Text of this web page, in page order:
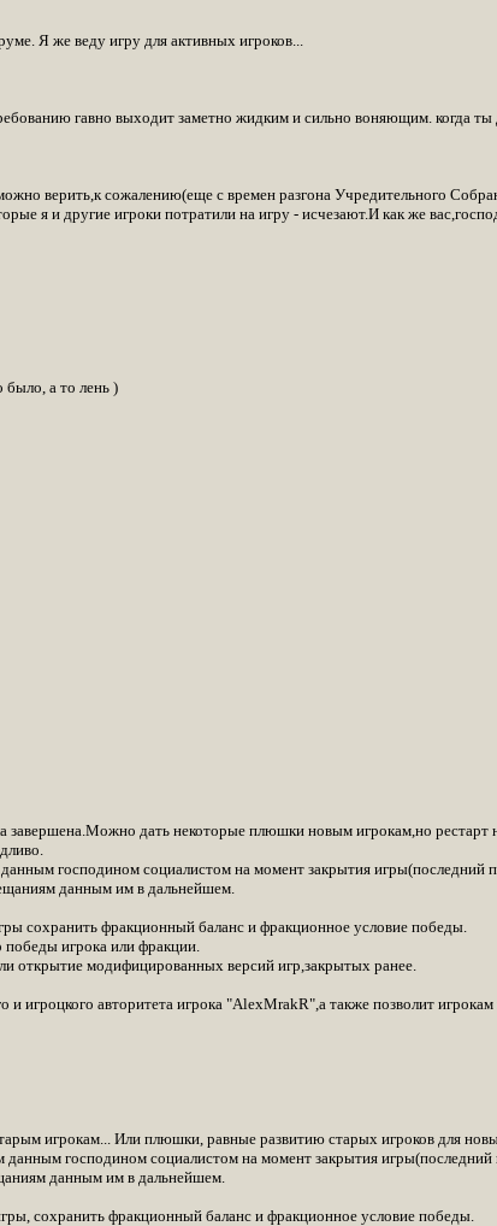
Я же веду игру для активных игроков...
гавно выходит заметно жидким и сильно воняющим. когда
верить,к сожалению(еще с времен разгона Учредительного
я и другие игроки потратили на игру - исчезают.И как же
а то лень )
завершена.Можно дать некоторые плюшки новым игрокам,но рестарт
господином социалистом на момент закрытия игры(последний
данным им в дальнейшем.
сохранить фракционный баланс и фракционное условие победы.
победы игрока или фракции.
открытие модифицированных версий игр,закрытых ранее.
игроцкого авторитета игрока "AlexMrakR",а также позволит
игрокам... Или плюшки, равные развитию старых игроков для
данным господином социалистом на момент закрытия
данным им в дальнейшем.
сохранить фракционный баланс и фракционное условие победы.